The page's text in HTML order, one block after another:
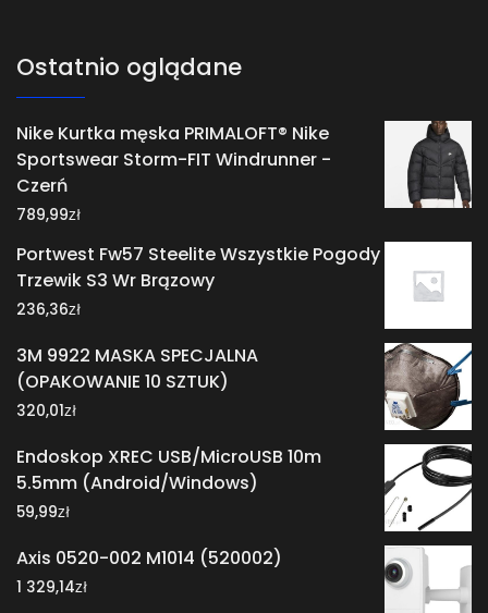
Ostatnio oglądane
Nike Kurtka męska PRIMALOFT® Nike
Sportswear Storm-FIT Windrunner -
Czerń
789,99zł
Portwest Fw57 Steelite Wszystkie Pogody
Trzewik S3 Wr Brązowy
236,36zł
3M 9922 MASKA SPECJALNA
(OPAKOWANIE 10 SZTUK)
320,01zł
Endoskop XREC USB/MicroUSB 10m
5.5mm (Android/Windows)
59,99zł
Axis 0520-002 M1014 (520002)
1 329,14zł